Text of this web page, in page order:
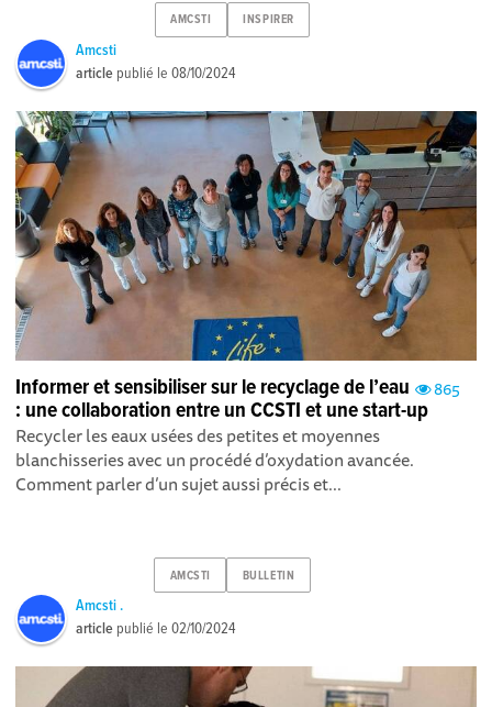
AMCSTI INSPIRER
Amcsti
article publié le08/10/2024
865
Informer et sensibiliser sur le recyclage de l’eau
: une collaboration entre un CCSTI et une start-up
Recycler les eaux usées des petites et moyennes
blanchisseries avec un procédé d’oxydation avancée.
Comment parler d’un sujet aussi précis et...
AMCSTI BULLETIN
Amcsti .
article publié le02/10/2024